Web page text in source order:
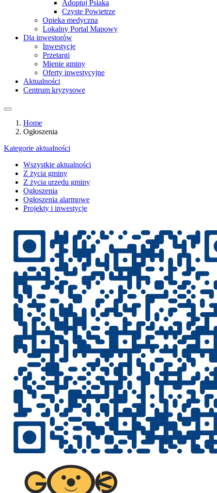
Adoptuj Psiaka
Czyste Powietrze
Opieka medyczna
Lokalny Portal Mapowy
Dla inwestorów
Inwestycje
Przetargi
Mienie gminy
Oferty inwestycyjne
Aktualności
Centrum kryzysowe
Home
Ogłoszenia
Kategorie aktualności
Wszystkie aktualności
Z życia gminy
Z życia urzędu gminy
Ogłoszenia
Ogłoszenia alarmowe
Projekty i inwestycje